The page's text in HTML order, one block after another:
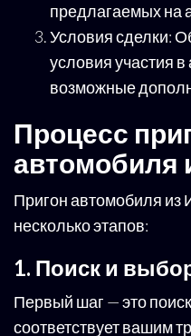
предлагаемых на
Условия сделки:
условия участия
возможные
Процесс
автомобиля
Пригон автомобиля из
несколько этапов:
1. Поиск и
Первый шаг — это
соответствует вашим